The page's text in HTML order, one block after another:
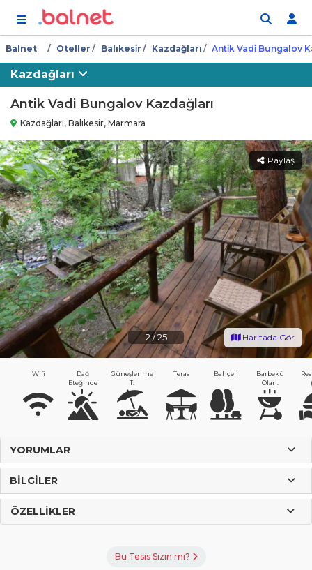
Balnet Oteller Balıkesi̇r Kazdağları Anti̇k Vadi̇ Bungalov
Kazdağları
Antik Vadi Bungalov Kazdağları
Kazdağları, Balıkesir, Marmara
2/25
Paylaş
Haritada Gör
Wifi
Dağ
Eteğinde
Güneşlenme
T.
Teras Bahçeli
Barbekü
Olan.
YORUMLAR
BILGILER
ÖZELLIKLER
Bu Tesis Sizin mi?